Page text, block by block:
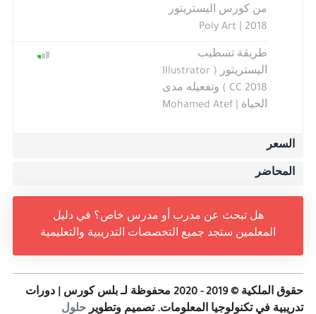
من كورس اليستريتور
2018 | Poly Art
طريقة تسطيب
اليستريتور ( Illustrator
CC 2018 ) وتفعيله مدى
الحياة | Mohamed Atef
السعر
المحاضر
هل تبحث عن مدرب أو مدرس خاص؟ في دليل
المعلمين ستجد جميع التخصصات التدريبية والتعليمية
حقوق الملكية © 2019 - 2020 محفوظة لـ بلس كورس | دورات
تدريبية في تكنولوجيا المعلومات. تصميم وتطويرحلول